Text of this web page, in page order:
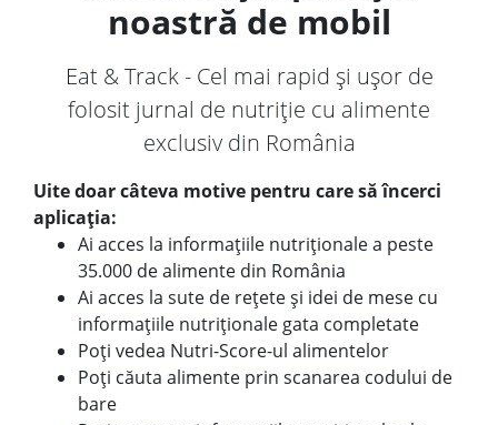
noastră de mobil
Eat & Track - Cel mai rapid și ușor de
folosit jurnal de nutriție cu alimente
exclusiv din România
Uite doar câteva motive pentru care să încerci
aplicația:
Ai acces la informațiile nutriționale a peste
35.000 de alimente din România
Ai acces la sute de rețete și idei de mese cu
informațiile nutriționale gata completate
Poți vedea Nutri-Score-ul alimentelor
Poți căuta alimente prin scanarea codului de
bare